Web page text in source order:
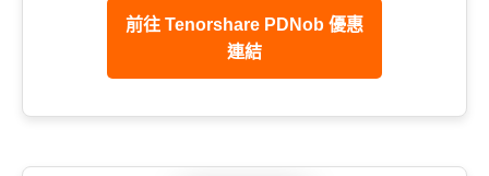
前往 Tenorshare PDNob 優惠
連結